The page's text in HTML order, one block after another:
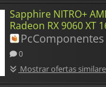
Sapphire NITRO+
Radeon RX 9060 XT
PcComponentes
0
Mostrar ofertas